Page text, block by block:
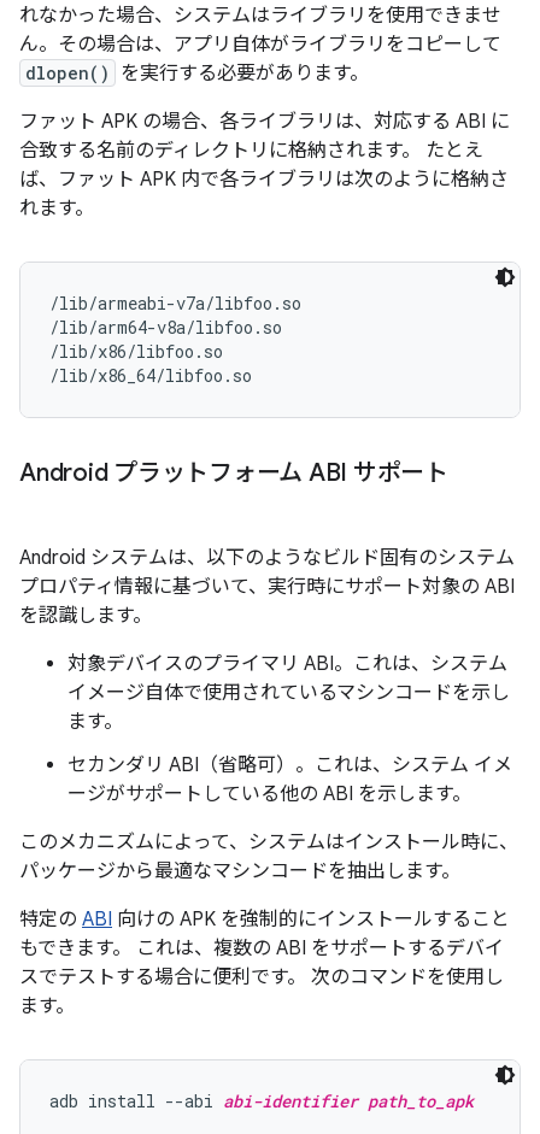
れなかった場合、システムはライブラリを使用できませ
ん。その場合は、アプリ自体がライブラリをコピーして
dlopen()
を実行する必要があります。
ファット APK の場合、各ライブラリは、対応する ABI に
合致する名前のディレクトリに格納されます。 たとえ
ば、ファット APK 内で各ライブラリは次のように格納さ
れます。
/lib/armeabi-v7a/libfoo.so
/lib/arm64-v8a/libfoo.so
/lib/x86/libfoo.so
Android プラットフォーム ABI サポート
Android システムは、以下のようなビルド固有のシステム
プロパティ情報に基づいて、実行時にサポート対象の ABI
を認識します。
対象デバイスのプライマリ ABI。これは、システム
イメージ自体で使用されているマシンコードを示し
ます。
セカンダリ ABI（省略可）。これは、システム イメ
ージがサポートしている他の ABI を示します。
このメカニズムによって、システムはインストール時に、
パッケージから最適なマシンコードを抽出します。
特定の ABI 向けの APK を強制的にインストールすること
もできます。 これは、複数の ABI をサポートするデバイ
スでテストする場合に便利です。 次のコマンドを使用し
ます。
adb install --abi abi-identifier path_to_apk